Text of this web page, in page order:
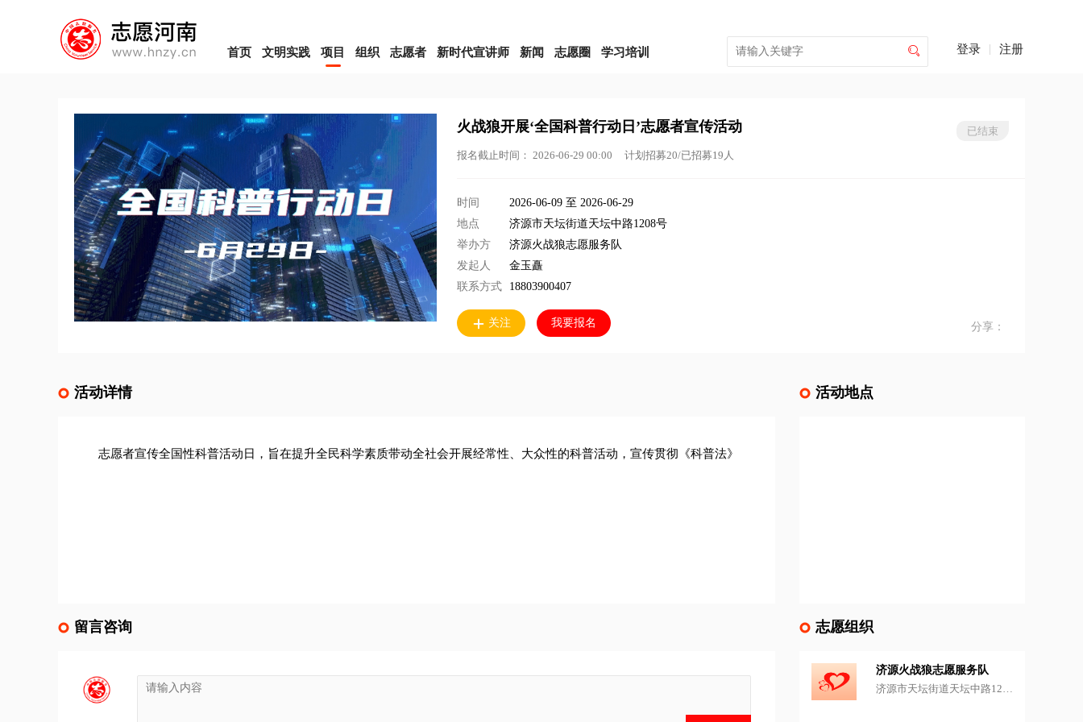
首页 文明实践 项目 组织 志愿者 新时代宣讲师 新闻 志愿圈 学习培训 注册
登录

火战狼开展‘全国科普行动日’志愿者宣传活动
报名截止时间： 2026-06-29 00:00 计划招募20/已招募19人
已结束
时间
2026-06-09 至 2026-06-29
地点
济源市天坛街道天坛中路1208号
举办方
济源火战狼志愿服务队
发起人
金玉矗
联系方式
18803900407
 关注 我要报名 分享：
活动详情
志愿者宣传全国性科普活动日，旨在提升全民科学素质带动全社会开展经常性、大众性的科普活动，宣传贯彻《科普法》
留言咨询
活动地点
志愿组织
济源火战狼志愿服务队
济源市天坛街道天坛中路1208号